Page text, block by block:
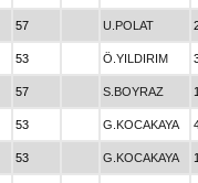
57 U.POLAT
53 Ö.YILDIRIM
57 S.BOYRAZ
53 G.KOCAKAYA
53 G.KOCAKAYA